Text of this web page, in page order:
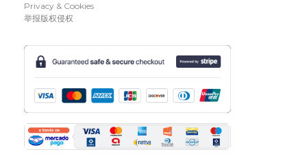
Privacy & Cookies
举报版权侵权